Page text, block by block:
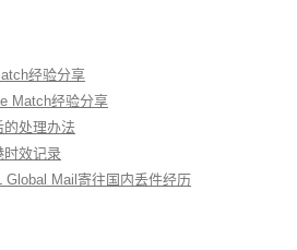
经验分享
Match经验分享
处理办法
时效记录
Global Mail寄往国内丢件经历